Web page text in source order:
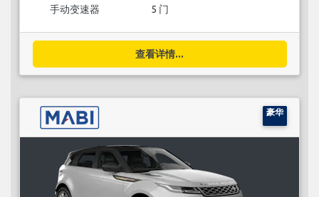
手动变速器 5 门
查看详情...
豪华